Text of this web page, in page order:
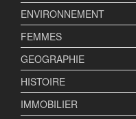
ENVIRONNEMENT
FEMMES
GEOGRAPHIE
HISTOIRE
IMMOBILIER